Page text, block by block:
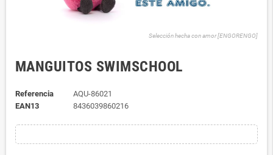
Selección hecha con amor [ENGORENGO]
MANGUITOS SWIMSCHOOL
Referencia
AQU-86021
EAN13
8436039860216